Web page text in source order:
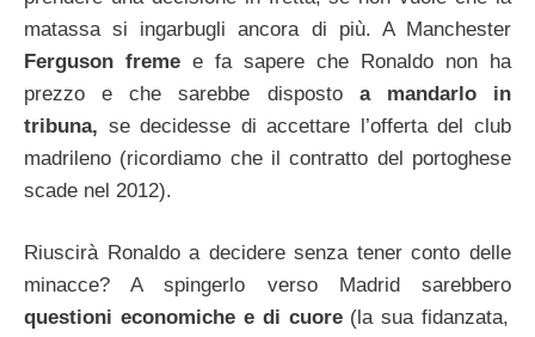
matassa si ingarbugli ancora di più. A Manchester
Ferguson freme e fa sapere che Ronaldo non ha
prezzo e che sarebbe dispostoa mandarlo in
tribuna, se decidesse di accettare l’offerta del club
madrileno (ricordiamo che il contratto del portoghese
scade nel 2012).
Riuscirà Ronaldo a decidere senza tener conto delle
minacce? A spingerlo verso Madrid sarebbero
questioni economiche e di cuore(la sua fidanzata,